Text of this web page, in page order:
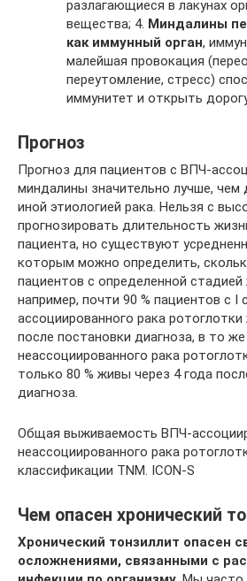
разлагающиеся в лакунах
вещества; 4. Миндалины
как иммунный орган,
малейшая провокация
переутомление, стресс)
иммунитет и открыть
Прогноз
Прогноз для пациентов с ВПЧ-
миндалины значительно лучше, чем
иной этиологией рака. Нельзя с
прогнозировать длительность
пациента, но существуют
которым можно определить,
пациентов с определенной
например, почти 90 % пациентов с I
ассоциированного рака
после постановки диагноза, в то
неассоциированного рака
только 80 % живы через 4 года
диагноза.
Общая выживаемость ВПЧ-
неассоциированного рака
классификации TNM. ICON-S
Чем опасен хронический
Хронический тонзиллит опасен
осложнениями, связанными с